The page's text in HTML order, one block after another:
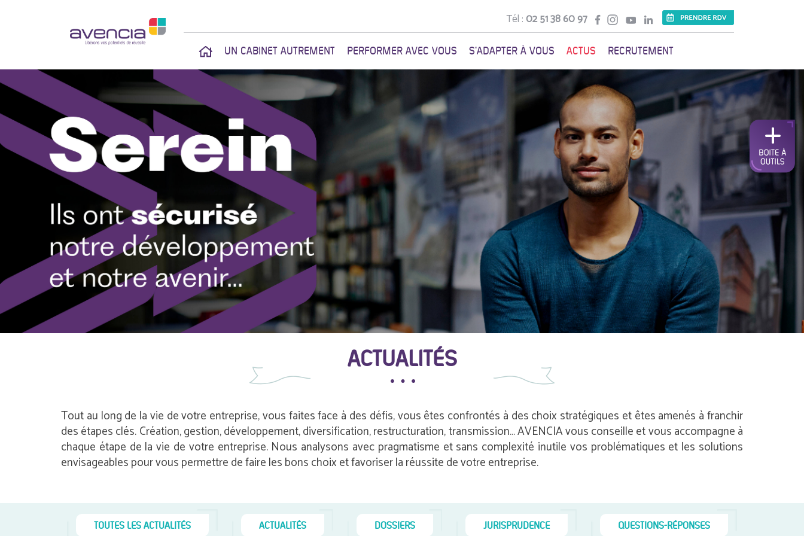
Tél :02 51 38 60 97
UN CABINET AUTREMENT PERFORMER AVEC VOUS S'ADAPTER À VOUS ACTUS RECRUTEMENT
ACTUALITÉS
Tout au long de la vie de votre entreprise, vous faites face à des défis, vous êtes confrontés à des choix stratégiques et êtes amenés à franchir
des étapes clés. Création, gestion, développement, diversification, restructuration, transmission… AVENCIA vous conseille et vous accompagne à
chaque étape de la vie de votre entreprise. Nous analysons avec pragmatisme et sans complexité inutile vos problématiques et les solutions
envisageables pour vous permettre de faire les bons choix et favoriser la réussite de votre entreprise.
TOUTES LES ACTUALITÉS ACTUALITÉS DOSSIERS JURISPRUDENCE QUESTIONS-RÉPONSES